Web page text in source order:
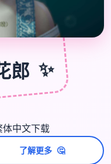
郎 ✨
体中文下载
了解更多 🤔